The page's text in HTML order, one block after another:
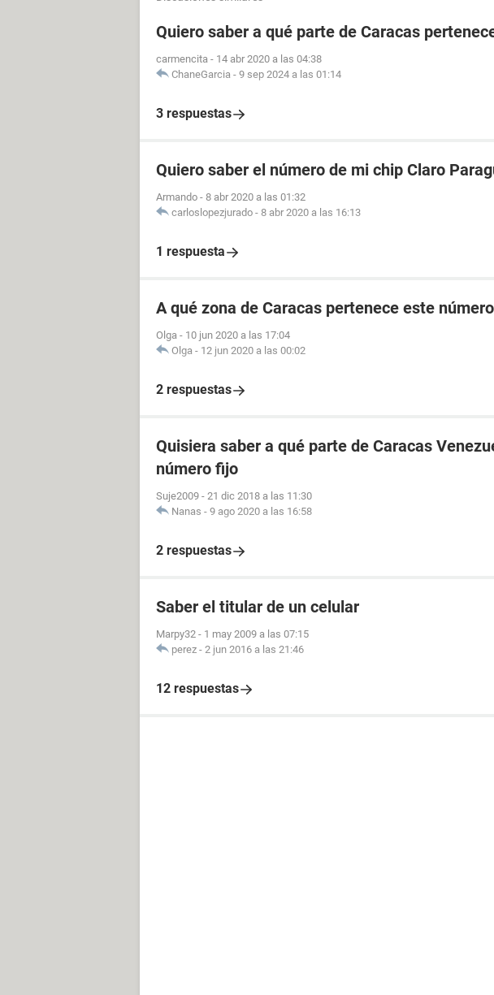
Quiero saber a qué parte de Caracas
carmencita - 14 abr 2020 a las 04:38
ChaneGarcia - 9 sep 2024 a las 01:14
3 respuestas
Quiero saber el número de mi chip Claro
Armando - 8 abr 2020 a las 01:32
carloslopezjurado - 8 abr 2020 a las 16:13
1 respuesta
A qué zona de Caracas pertenece este
Olga - 10 jun 2020 a las 17:04
Olga - 12 jun 2020 a las 00:02
2 respuestas
Quisiera saber a qué parte de Caracas
número fijo
Suje2009 - 21 dic 2018 a las 11:30
Nanas - 9 ago 2020 a las 16:58
2 respuestas
Saber el titular de un celular
Marpy32 - 1 may 2009 a las 07:15
perez - 2 jun 2016 a las 21:46
12 respuestas